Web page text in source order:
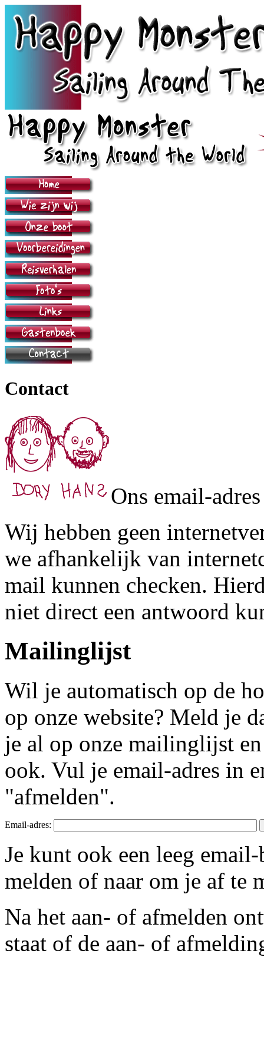
Contact
Ons email-
Wij hebben geen
we afhankelijk van
mail kunnen checken.
niet direct een antwoord
Mailinglijst
Wil je automatisch op de
op onze website? Meld je
je al op onze mailinglijst
ook. Vul je email-adres in
"afmelden".
Email-adres:
Je kunt ook een leeg
melden of naar om je af te
Na het aan- of afmelden
staat of de aan- of